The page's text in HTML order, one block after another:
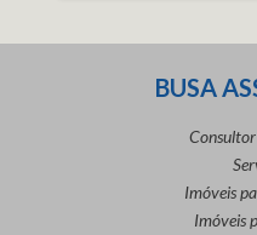
BUSA
Imóveis
Imóveis